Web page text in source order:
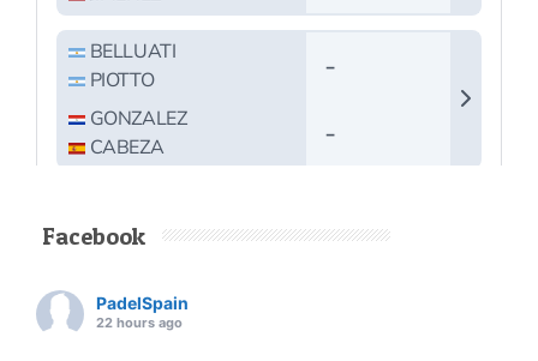
Facebook
PadelSpain
22 hours ago